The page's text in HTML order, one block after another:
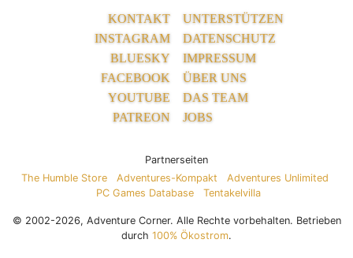
KONTAKT
INSTAGRAM
BLUESKY
FACEBOOK
YOUTUBE
PATREON
UNTERSTÜTZEN
DATENSCHUTZ
IMPRESSUM
ÜBER UNS
DAS TEAM
JOBS
Partnerseiten
The Humble Store
Adventures-Kompakt
Adventures Unlimited
PC Games Database
Tentakelvilla
© 2002-2026, Adventure Corner. Alle Rechte vorbehalten. Betrieben
durch 100% Ökostrom.